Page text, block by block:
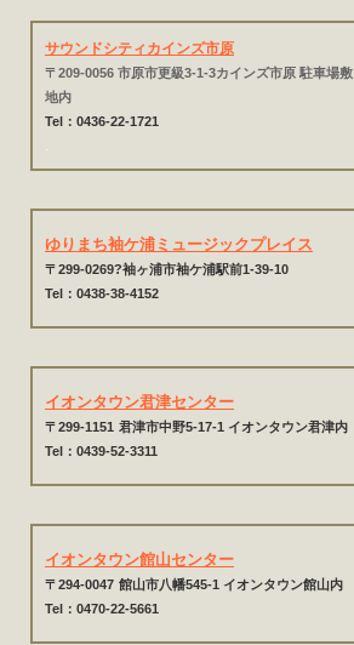
サウンドシティカインズ市原
〒209-0056 市原市更級3-1-3カインズ市原 駐車場敷
地内
Tel：0436-22-1721
ゆりまち袖ケ浦ミュージックプレイス
〒299-0269?袖ヶ浦市袖ケ浦駅前1-39-10
Tel：0438-38-4152
イオンタウン君津センター
〒299-1151 君津市中野5-17-1 イオンタウン君津内
Tel：0439-52-3311
イオンタウン館山センター
〒294-0047 館山市八幡545-1 イオンタウン館山内
Tel：0470-22-5661